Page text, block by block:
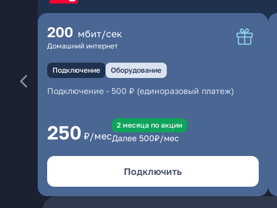
200 мбит/сек
Домашний интернет
Подключение Оборудование
Подключение - 500 ₽ (единоразовый платеж)
250 ₽/мес
2 месяцa по акции
Далее 500₽/мес
Подключить